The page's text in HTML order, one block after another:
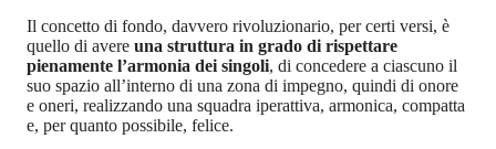
Il concetto di fondo, davvero rivoluzionario, per certi versi, è
quello di avere una struttura in grado di rispettare
pienamente l’armonia dei singoli, di concedere a ciascuno il
suo spazio all’interno di una zona di impegno, quindi di onore
e oneri, realizzando una squadra iperattiva, armonica, compatta
e, per quanto possibile, felice.